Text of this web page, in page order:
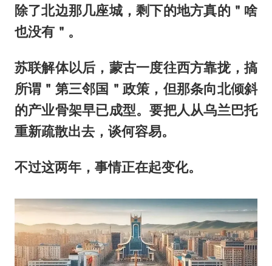
除了北边那几座城，剩下的地方真的＂啥
也没有＂。
苏联解体以后，蒙古一度往西方靠拢，搞
所谓＂第三邻国＂政策，但那条向北倾斜
的产业骨架早已成型。要把人从乌兰巴托
重新疏散出去，谈何容易。
不过这两年，事情正在起变化。